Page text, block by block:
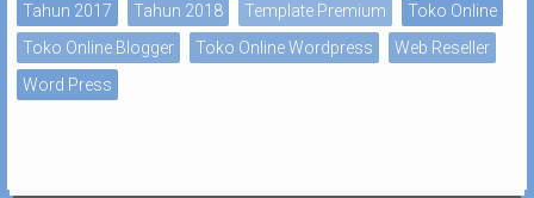
Tahun 2017
Tahun 2018 Template Premium
Toko Online
Toko Online Blogger
Toko Online Wordpress
Web Reseller
Word Press